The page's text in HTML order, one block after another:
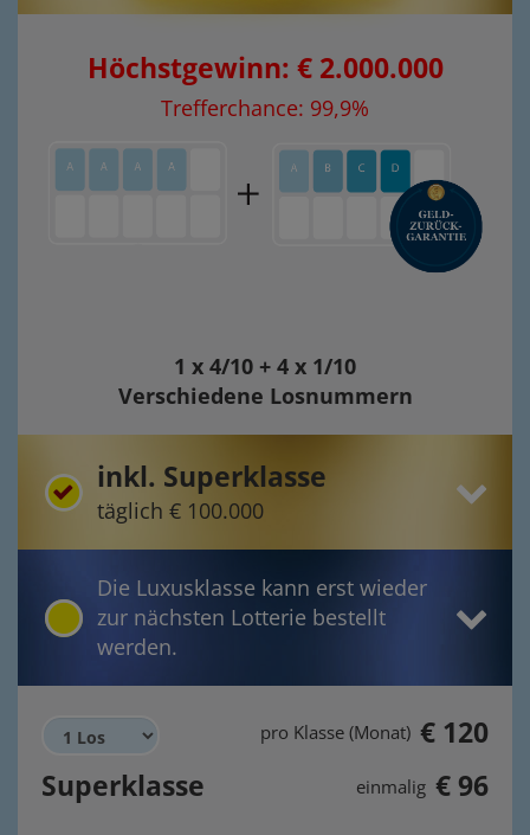
Höchstgewinn: € 2.000.000
Trefferchance: 99,9%
1 x 4/10 + 4 x 1/10
Verschiedene Losnummern
inkl. Superklasse
täglich € 100.000
Die Luxusklasse kann erst wieder
zur nächsten Lotterie bestellt
werden.
pro Klasse (Monat) € 120
Superklasse
einmalig € 96